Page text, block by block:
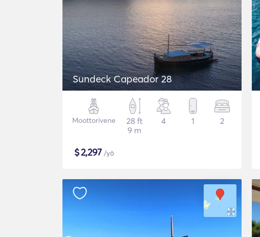
Sundeck Capeador 28
Moottorivene
28 ft
9 m
4 1 2
$2,297 /yö